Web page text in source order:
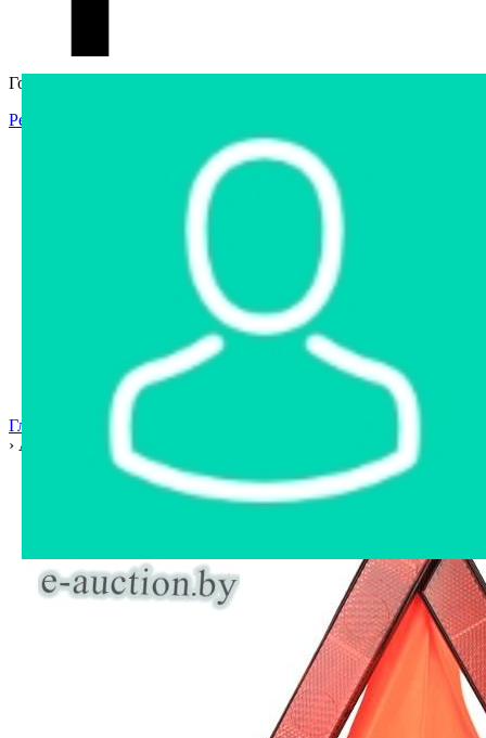
Гостевой доступ
Регистрация
Интернет-магазин
Интернет-витрина
Арестованное имущество
Реестр несостоявшихся торгов
Реестр переоценок
Государственное имущество
Главная страница
› AT-2 знак аварийной остановки классический (гост р)/РФ